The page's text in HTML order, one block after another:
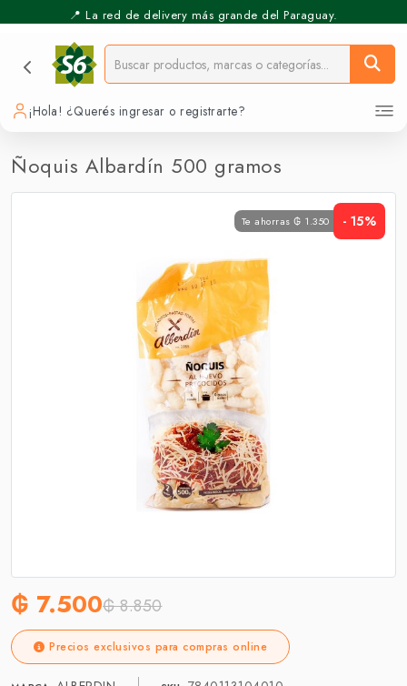
📍 La red de delivery más grande del Paraguay.
¡Hola! ¿Querés ingresar o registrarte?
Ñoquis Albardín 500 gramos
Te ahorras ₲ 1.350 - 15%
₲ 7.500₲ 8.850
Precios exclusivos para compras online